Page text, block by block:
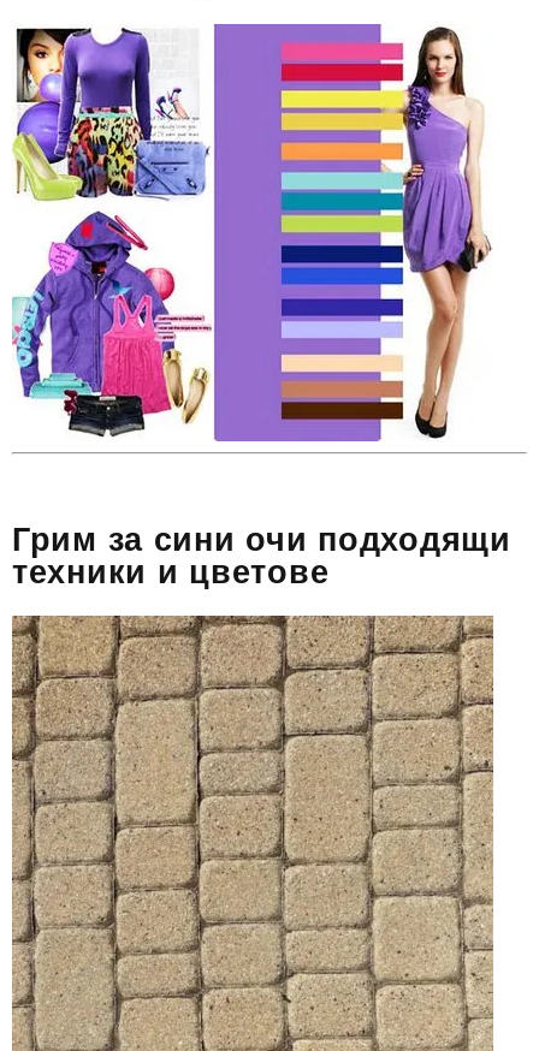
Грим за сини очи подходящи
техники и цветове